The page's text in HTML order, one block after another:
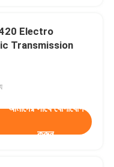
Electro
Transmission
আমাদের সাথে যোগাযোগ
করুন